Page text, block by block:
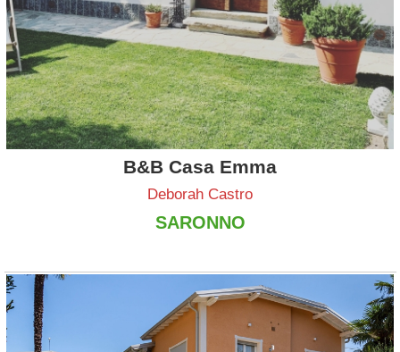
B&B Casa Emma
Deborah Castro
SARONNO